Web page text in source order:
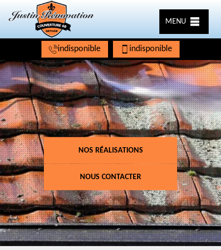
MENU
indisponible indisponible
NOS RÉALISATIONS
NOUS CONTACTER